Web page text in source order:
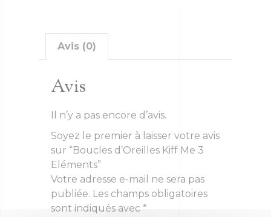
Avis (0)
Avis
Il n’y a pas encore d’avis.
Soyez le premier à laisser votre avis
sur “Boucles d’Oreilles Kiff Me 3
Eléments”
Votre adresse e-mail ne sera pas
publiée. Les champs obligatoires
sont indiqués avec *